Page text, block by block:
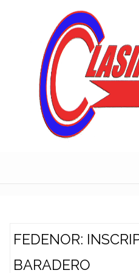
FEDENOR:
BARADERO